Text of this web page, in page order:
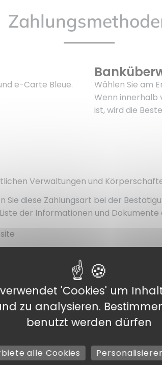
e-Carte Bleue.
Wählen Sie am
Wenn innerhalb
ist, wird die
Verwaltungen und
diese Zahlungsart bei der
der Informationen und
Person
finden?
einen Kostenvoranschlag, der das
auf unserer Website zu bestätigen.
der Bestätigung meiner Online-
'Cookies' um
zu analysieren.
benutzt werden dürfen
alle Cookies